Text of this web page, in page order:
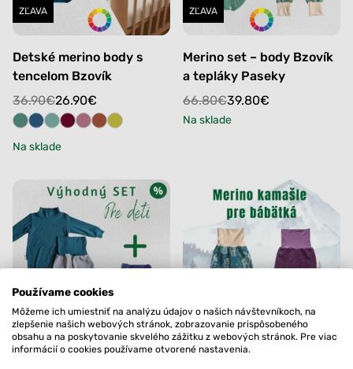
ZĽAVA
Detské merino body s
tencelom Bzovík
36.90€
Original
price
36.90€.
26.90€
Current
price
26.90€.
Na sklade
ZĽAVA
Merino set – body Bzovík
a tepláky Paseky
66.80€
Original
price
39.80€
Current
price
Na sklade
ZĽAVA
Merino set – body Bobrov
ZĽAVA
Používame cookies
Môžeme ich umiestniť na analýzu údajov o našich návštevníkoch, na
zlepšenie našich webových stránok, zobrazovanie prispôsobeného
obsahu a na poskytovanie skvelého zážitku z webových stránok. Pre viac
informácií o cookies používame otvorené nastavenia.